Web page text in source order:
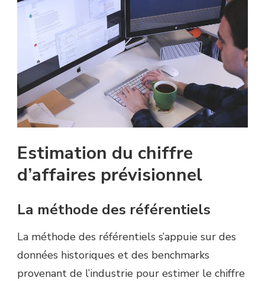
Estimation du chiffre
d’affaires prévisionnel
La méthode des référentiels
La méthode des référentiels s’appuie sur des
données historiques et des benchmarks
provenant de l’industrie pour estimer le chiffre